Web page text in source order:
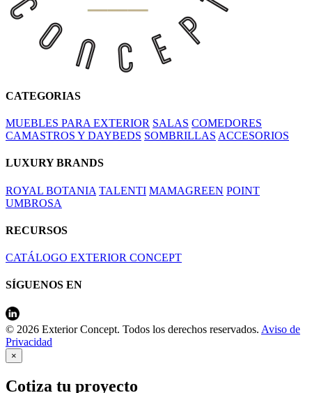
CATEGORIAS
MUEBLES PARA EXTERIOR SALAS COMEDORES
CAMASTROS Y DAYBEDS SOMBRILLAS ACCESORIOS
LUXURY BRANDS
ROYAL BOTANIA TALENTI MAMAGREEN POINT
UMBROSA
RECURSOS
CATÁLOGO EXTERIOR CONCEPT
SÍGUENOS EN
© 2026 Exterior Concept. Todos los derechos reservados. Aviso de
Privacidad
×
Cotiza tu proyecto